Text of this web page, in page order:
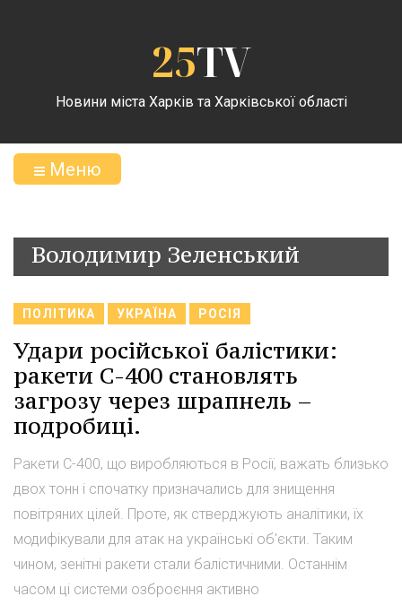
25TV
Новини міста Харків та Харківської області
Меню
Володимир Зеленський
ПОЛІТИКА УКРАЇНА РОСІЯ
Удари російської балістики:
ракети С-400 становлять
загрозу через шрапнель –
подробиці.
Ракети С-400, що виробляються в Росії, важать близько
двох тонн і спочатку призначались для знищення
повітряних цілей. Проте, як стверджують аналітики, їх
модифікували для атак на українські об'єкти. Таким
чином, зенітні ракети стали балістичними. Останнім
часом ці системи озброєння активно